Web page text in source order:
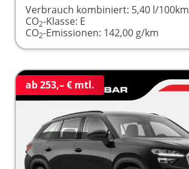
Verbrauch kombiniert: 5,40 l/100km
CO2-Klasse: E
CO2-Emissionen: 142,00 g/km
ab 253,– € mtl.